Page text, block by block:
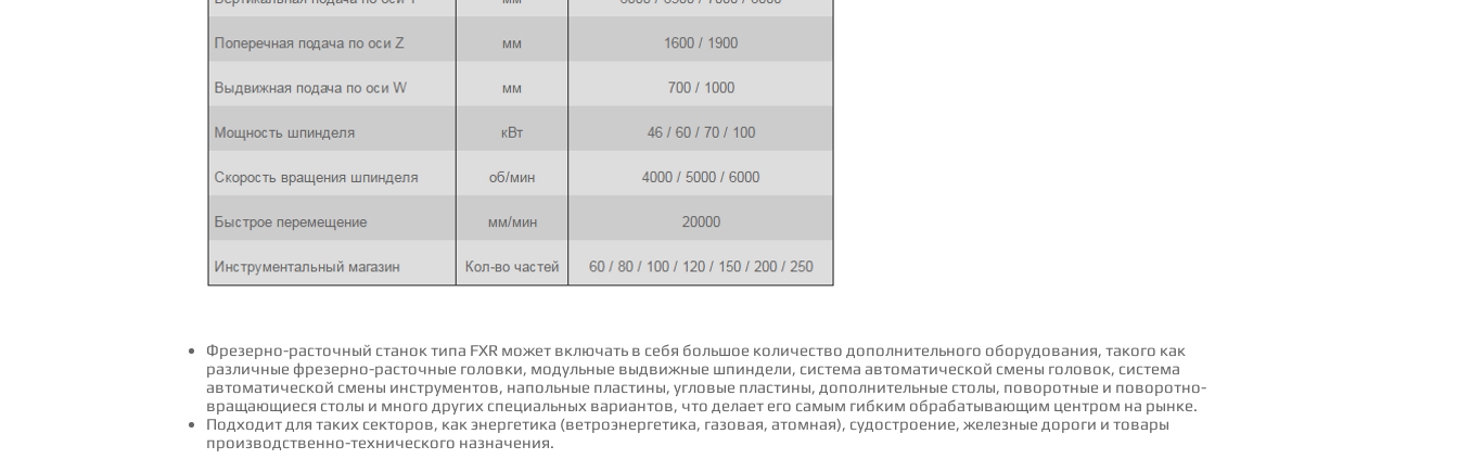
Фрезерно-расточный станок типа FXR может включать в себя большое количество дополнительного оборудования, такого как
различные фрезерно-расточные головки, модульные выдвижные шпиндели, система автоматической смены головок, система
автоматической смены инструментов, напольные пластины, угловые пластины, дополнительные столы, поворотные и поворотно-
вращающиеся столы и много других специальных вариантов, что делает его самым гибким обрабатывающим центром на рынке.
Подходит для таких секторов, как энергетика (ветроэнергетика, газовая, атомная), судостроение, железные дороги и товары
производственно-технического назначения.